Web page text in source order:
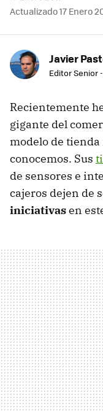
Actualizado 17 Enero
Javier
Editor Senior
Recientemente
gigante del
modelo de
conocemos. Sus
de sensores e
cajeros dejen de
iniciativasen